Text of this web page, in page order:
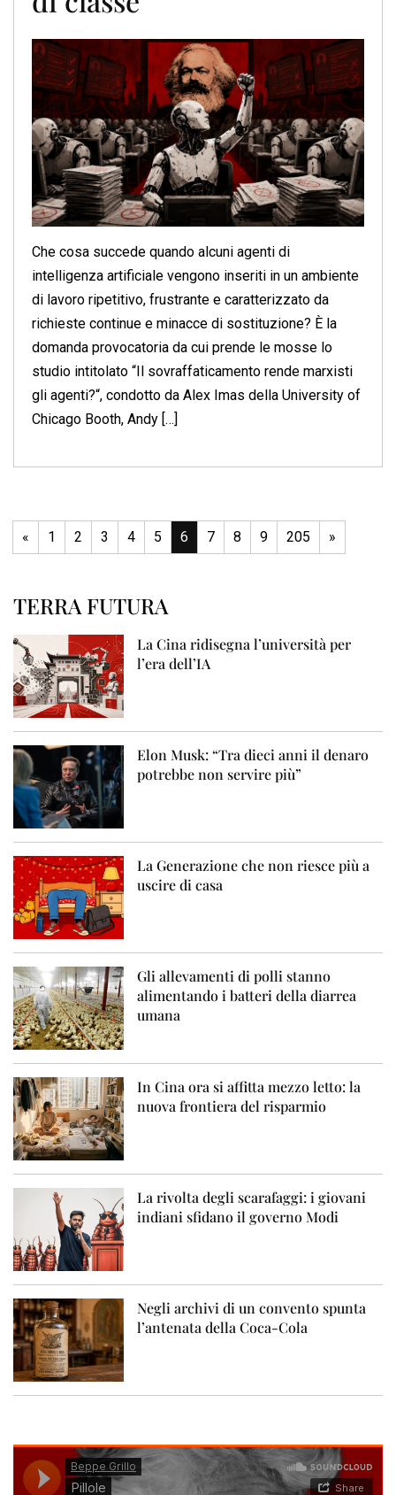
Che cosa succede quando alcuni agenti di
intelligenza artificiale vengono inseriti in un ambiente
di lavoro ripetitivo, frustrante e caratterizzato da
richieste continue e minacce di sostituzione? È la
domanda provocatoria da cui prende le mosse lo
studio intitolato “Il sovraffaticamento rende marxisti
gli agenti?“, condotto da Alex Imas della University of
Chicago Booth, Andy […]
« 1 2 3 4 5 6 7 8 9 205 »
TERRA FUTURA
La Cina ridisegna l’università per
l’era dell’IA
Elon Musk: “Tra dieci anni il denaro
potrebbe non servire più”
La Generazione che non riesce più a
uscire di casa
Gli allevamenti di polli stanno
alimentando i batteri della diarrea
umana
In Cina ora si affitta mezzo letto: la
nuova frontiera del risparmio
La rivolta degli scarafaggi: i giovani
indiani sfidano il governo Modi
Negli archivi di un convento spunta
l’antenata della Coca-Cola